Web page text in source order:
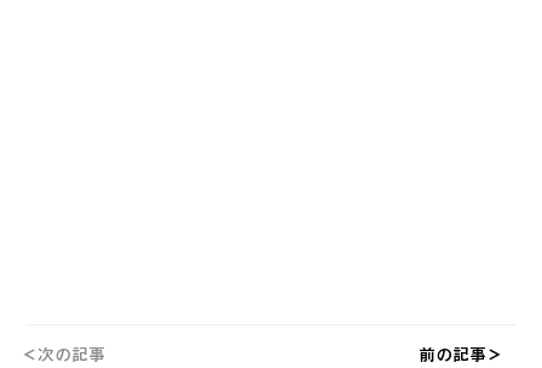
＜次の記事 前の記事＞